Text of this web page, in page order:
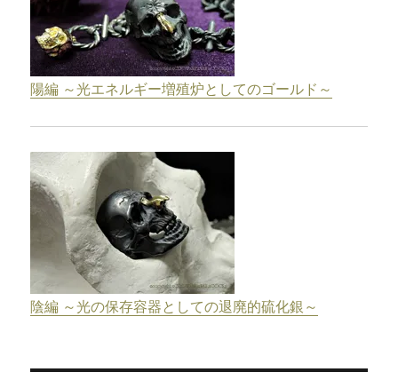
陽編 ～光エネルギー増殖炉としてのゴールド～
陰編 ～光の保存容器としての退廃的硫化銀～